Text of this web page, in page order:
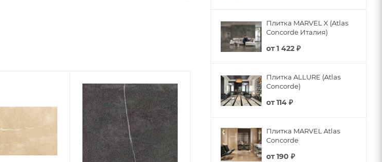
Плитка MARVEL X (Atlas
Concorde Италия)
от1 422 ₽
Плитка ALLURE (Atlas
Concorde)
от114 ₽
Плитка MARVEL Atlas
Concorde
от190 ₽